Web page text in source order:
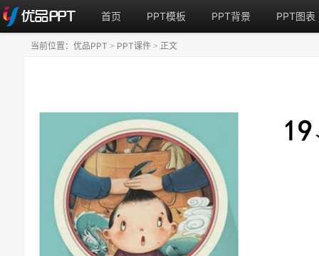
首页 PPT模板 PPT背景 PPT图表
当前位置： 优品PPT > PPT课件 > 正文